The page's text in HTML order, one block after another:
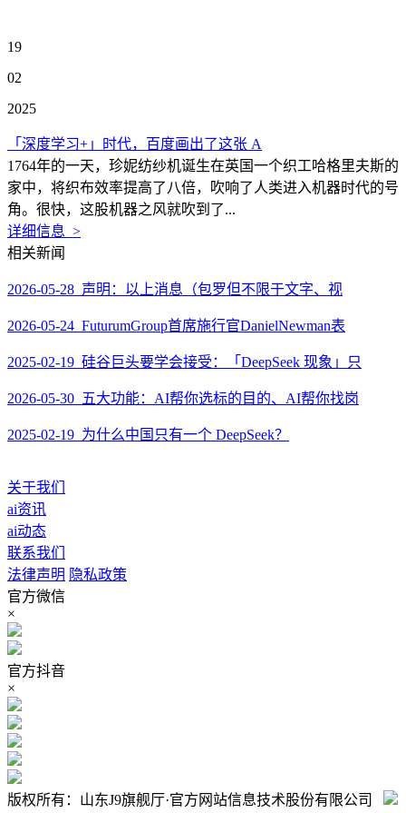
19
02
2025
「深度学习+」时代，百度画出了这张 A
1764年的一天，珍妮纺纱机诞生在英国一个织工哈格里夫斯的
家中，将织布效率提高了八倍，吹响了人类进入机器时代的号
角。很快，这股机器之风就吹到了...
详细信息 >
相关新闻
2026-05-28 声明：以上消息（包罗但不限于文字、视
2026-05-24 FuturumGroup首席施行官DanielNewman表
2025-02-19 硅谷巨头要学会接受：「DeepSeek 现象」只
2026-05-30 五大功能：AI帮你选标的目的、AI帮你找岗
2025-02-19 为什么中国只有一个 DeepSeek？
关于我们
ai资讯
ai动态
联系我们
法律声明 隐私政策
官方微信
×
官方抖音
×
版权所有：山东J9旗舰厅·官方网站信息技术股份有限公司